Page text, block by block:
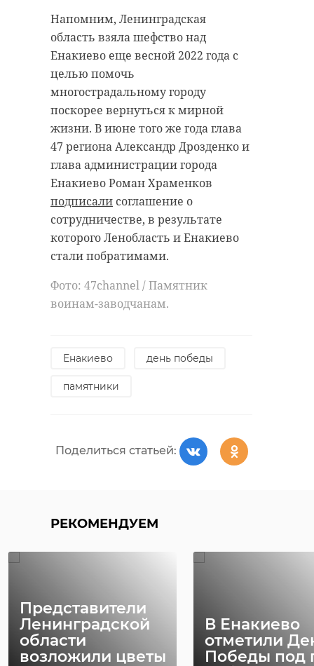
Напомним, Ленинградская
область взяла шефство над
Енакиево еще весной 2022 года с
целью помочь
многострадальному городу
поскорее вернуться к мирной
жизни. В июне того же года глава
47 региона Александр Дрозденко и
глава администрации города
Енакиево Роман Храменков
подписали соглашение о
сотрудничестве, в результате
которого Ленобласть и Енакиево
стали побратимами.
Фото: 47channel / Памятник
воинам-заводчанам.
Енакиево день победы
памятники
Поделиться статьей:
РЕКОМЕНДУЕМ
Представители
Ленинградской
области
возложили цветы
В Енакиево
отметили
Победы под